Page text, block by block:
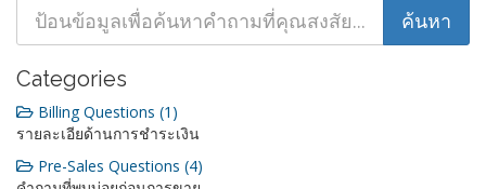
Categories
Billing Questions (1)
รายละเอียด้านการชำระเงิน
Pre-Sales Questions (4)